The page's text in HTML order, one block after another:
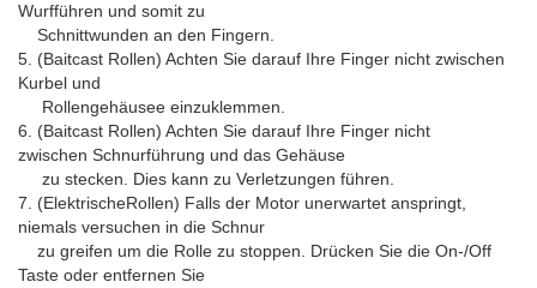
Wurfführen und somit zu
Schnittwunden an den Fingern.
5. (Baitcast Rollen) Achten Sie darauf Ihre Finger nicht zwischen
Kurbel und
Rollengehäusee einzuklemmen.
6. (Baitcast Rollen) Achten Sie darauf Ihre Finger nicht
zwischen Schnurführung und das Gehäuse
zu stecken. Dies kann zu Verletzungen führen.
7. (ElektrischeRollen) Falls der Motor unerwartet anspringt,
niemals versuchen in die Schnur
zu greifen um die Rolle zu stoppen. Drücken Sie die On-/Off
Taste oder entfernen Sie